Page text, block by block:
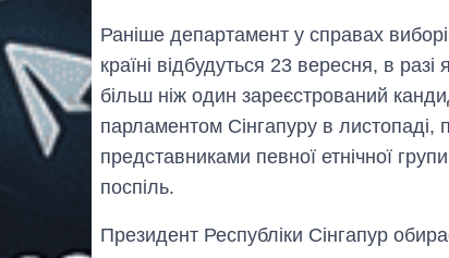
Раніше департамент у справах
країні відбудуться 23 вересня, в
більш ніж один зареєстрований
парламентом Сінгапуру в листопаді,
представниками певної етнічної
поспіль.
Президент Республіки Сінгапур